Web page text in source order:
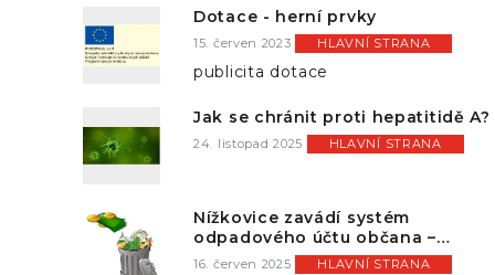
Letecký pohled Obecní úřad
Dotace - herní prvky
15. červen 2023 HLAVNÍ STRANA
publicita dotace
Jak se chránit proti hepatitidě A?
24. listopad 2025 HLAVNÍ STRANA
Nížkovice zavádí systém
odpadového účtu občana –
MotivátorX
16. červen 2025 HLAVNÍ STRANA